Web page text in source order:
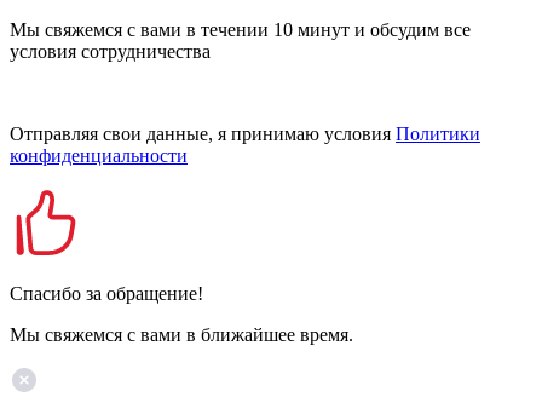
Мы свяжемся с вами в течении 10 минут и обсудим все
условия сотрудничества
Отправляя свои данные, я принимаю условия Политики
конфиденциальности
Спасибо за обращение!
Мы свяжемся с вами в ближайшее время.